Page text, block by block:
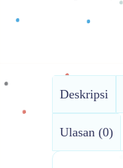
Deskripsi
Ulasan (0)